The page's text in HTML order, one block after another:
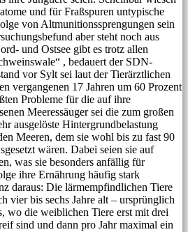
und für Fraßspuren untypische
von Altmunitionssprengungen sein
aber steht noch aus
und Ostsee gibt es trotz allen
, bedauert der SDN-
vor Sylt sei laut der Tierärztlichen
vergangenen 17 Jahren um 60 Prozent
Probleme für die auf ihre
Meeressäuger sei die zum großen
ausgelöste Hintergrundbelastung
Meeren, dem sie wohl bis zu fast 90
wären. Dabei seien sie auf
was sie besonders anfällig für
ihre Ernährung häufig stark
daraus: Die lärmempfindlichen Tiere
vier bis sechs Jahre alt – ursprünglich
wo die weiblichen Tiere erst mit drei
sind und dann pro Jahr maximal ein